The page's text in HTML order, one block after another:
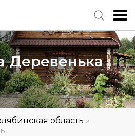
Деревенька
область »